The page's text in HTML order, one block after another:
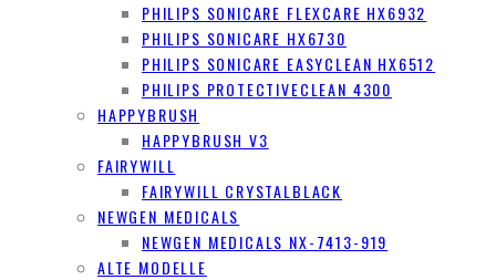
PHILIPS SONICARE FLEXCARE HX6932
PHILIPS SONICARE HX6730
PHILIPS SONICARE EASYCLEAN HX6512
PHILIPS PROTECTIVECLEAN 4300
HAPPYBRUSH
HAPPYBRUSH V3
FAIRYWILL
FAIRYWILL CRYSTALBLACK
NEWGEN MEDICALS
NEWGEN MEDICALS NX-7413-919
ALTE MODELLE